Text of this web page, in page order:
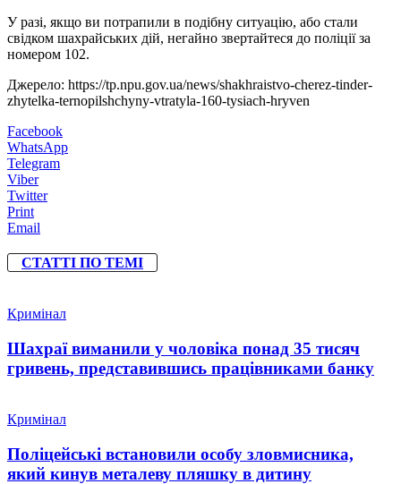
У разі, якщо ви потрапили в подібну ситуацію, або стали
свідком шахрайських дій, негайно звертайтеся до поліції за
номером 102.
Джерело: https://tp.npu.gov.ua/news/shakhraistvo-cherez-tinder-
zhytelka-ternopilshchyny-vtratyla-160-tysiach-hryven
Facebook
WhatsApp
Telegram
Viber
Twitter
Print
Email
СТАТТІ ПО ТЕМІ
Кримінал
Шахраї виманили у чоловіка понад 35 тисяч
гривень, представившись працівниками банку
Кримінал
Поліцейські встановили особу зловмисника,
який кинув металеву пляшку в дитину